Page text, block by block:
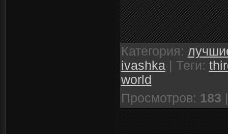
Категория:
ivashka| Теги:
world
Просмотров: 183